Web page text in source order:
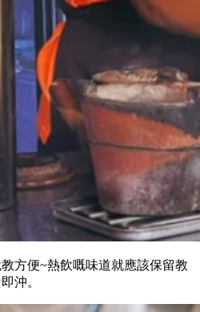
方便~熱飲嘅味道就應該保留教
沖。